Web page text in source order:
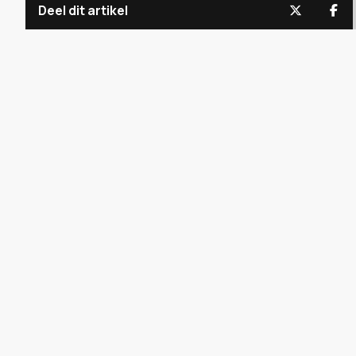
Deel dit artikel